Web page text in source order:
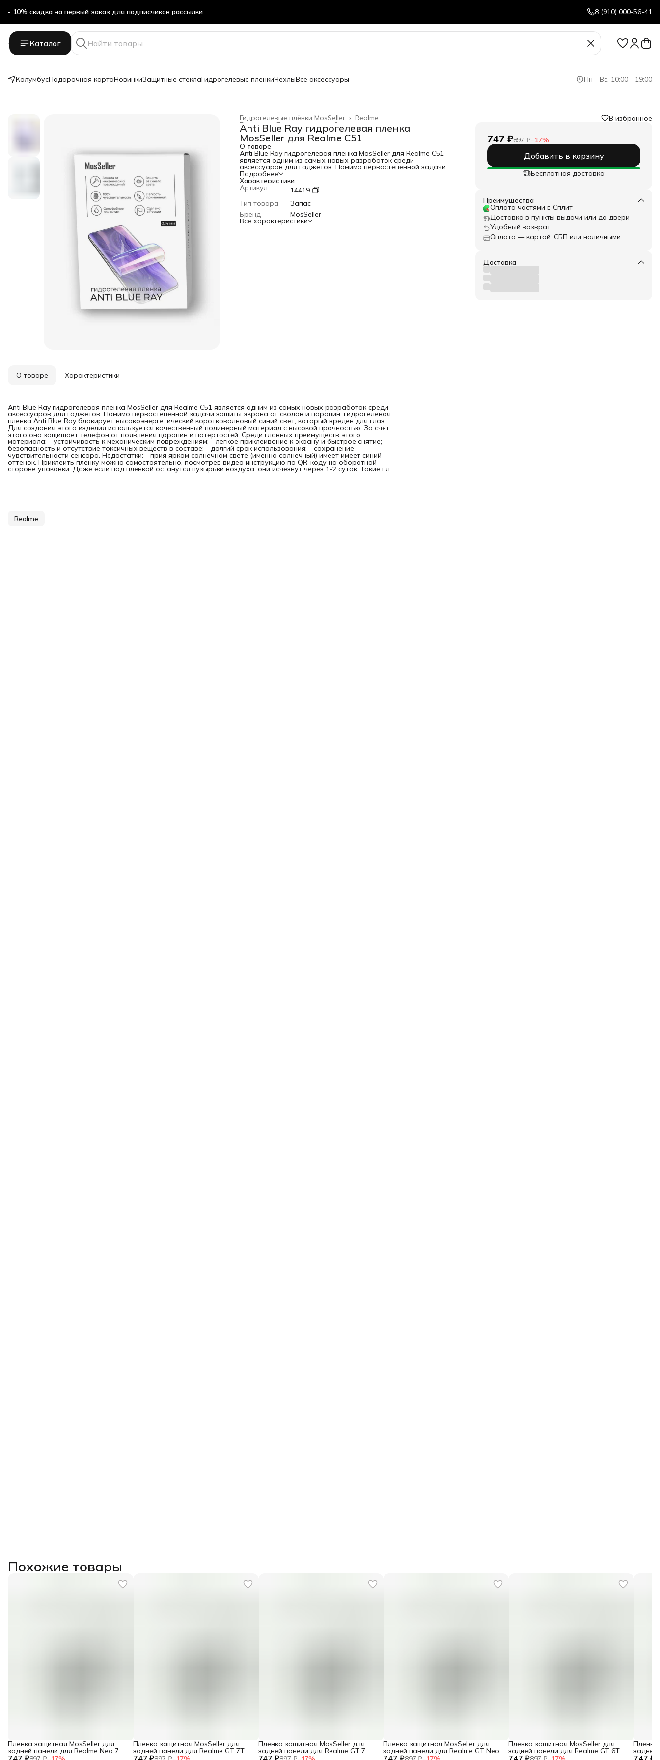
- 10% скидка на первый заказ для подписчиков рассылки
Бесплатная доставка в ПВЗ Яндекс Маркет
8 (910) 000-56-41
Каталог
КолумбусПодарочная картаНовинкиЗащитные стеклаГидрогелевые плёнкиЧехлыВсе аксессуары Пн - Вс, 10:00 - 19:00
Realme
Гидрогелевые плёнки MosSeller ›
Гидрогелевые плёнки ›
Главная ›
Anti Blue Ray гидрогелевая пленка
MosSeller для Realme C51
О товаре
Anti Blue Ray гидрогелевая пленка MosSeller для Realme C51
является одним из самых новых разработок среди
аксессуаров для гаджетов. Помимо первостепенной задачи
защиты экрана от сколов и царапин, гидрогелевая пленка Anti
Blue Ray блокирует высокоэнергетический коротковолновый
синий свет, который вреден для глаз. Для создания этого
изделия используется качественный полимерный материал с
высокой прочностью. За счет этого она защищает телефон от
появления царапин и потертостей. Среди главных
преимуществ этого материала: - устойчивость к механическим
повреждениям; - легкое приклеивание к экрану и быстрое
Подробнее
Характеристики
Артикул
14419
Тип товара
Запас
Бренд
MosSeller
Все характеристики
В избранное
747 ₽897 ₽−17%
Добавить в корзину
Бесплатная доставка
Преимущества
Оплата частями в Сплит
Доставка в пункты выдачи или до двери
Удобный возврат
Оплата — картой, СБП или наличными
Доставка
О товаре Характеристики
Anti Blue Ray гидрогелевая пленка MosSeller для Realme C51 является одним из самых новых разработок среди
аксессуаров для гаджетов. Помимо первостепенной задачи защиты экрана от сколов и царапин, гидрогелевая
пленка Anti Blue Ray блокирует высокоэнергетический коротковолновый синий свет, который вреден для глаз.
Для создания этого изделия используется качественный полимерный материал с высокой прочностью. За счет
этого она защищает телефон от появления царапин и потертостей. Среди главных преимуществ этого
материала: - устойчивость к механическим повреждениям; - легкое приклеивание к экрану и быстрое снятие; -
безопасность и отсутствие токсичных веществ в составе; - долгий срок использования; - сохранение
чувствительности сенсора. Недостатки: - прия ярком солнечном свете (именно солнечный) имеет имеет синий
оттенок. Приклеить пленку можно самостоятельно, посмотрев видео инструкцию по QR-коду на оборотной
стороне упаковки. Даже если под пленкой останутся пузырьки воздуха, они исчезнут через 1-2 суток. Такие пл
Realme
Похожие товары
Пленка защитная MosSeller для
задней панели для Realme Neo 7
Пленка защитная MosSeller для
задней панели для Realme GT 7T
Пленка защитная MosSeller для
задней панели для Realme GT 7
Пленка защитная MosSeller для
задней панели для Realme GT Neo
5
Пленка защитная MosSeller для
задней панели для Realme GT 6T
Пленка
задней